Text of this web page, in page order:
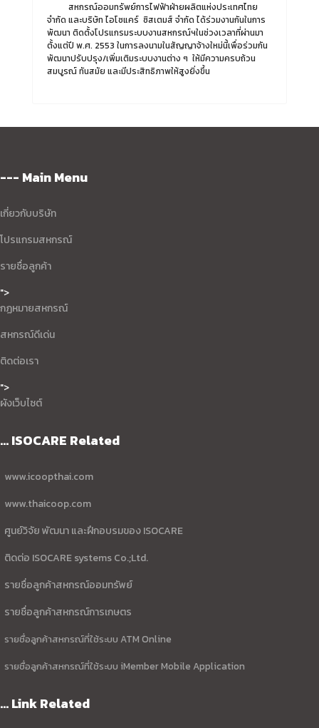
สหกรณ์ออมทรัพย์การไฟฟ้าฝ่ายผลิตแห่งประเทศไทย
จำกัด และบริษัท ไอโซแคร์ ซิสเตมส์ จำกัด ได้ร่วมงานกันในการ
พัฒนา ติดตั้งโปรแกรมระบบงานสหกรณ์ฯในช่วงเวลาที่ผ่านมา
ตั้งแต่ปี พ.ศ. 2553 ในการลงนามในสัญญาจ้างใหม่นี้เพื่อร่วมกัน
พัฒนาปรับปรุง/เพิ่มเติมระบบงานต่าง ๆ ให้มีความครบถ้วน
สมบูรณ์ ทันสมัย และมีประสิทธิภาพให้สูงยิ่งขึ้น
--- Main Menu
เกี่ยวกับบริษัท
โปรแกรมสหกรณ์
รายชื่อลูกค้า
">
กฏหมายสหกรณ์
สหกรณ์ดีเด่น
ติดต่อเรา
">
ผังเว็บไซต์
... ISOCARE Related
www.icoopthai.com
www.thaicoop.com
ศูนย์วิจัย พัฒนา และฝึกอบรมของ ISOCARE
ติดต่อ ISOCARE systems Co.;Ltd.
รายชื่อลูกค้าสหกรณ์ออมทรัพย์
รายชื่อลูกค้าสหกรณ์การเกษตร
รายชื่อลูกค้าสหกรณ์ที่ใช้ระบบ ATM Online
รายชื่อลูกค้าสหกรณ์ที่ใช้ระบบ iMember Mobile Application
... Link Related